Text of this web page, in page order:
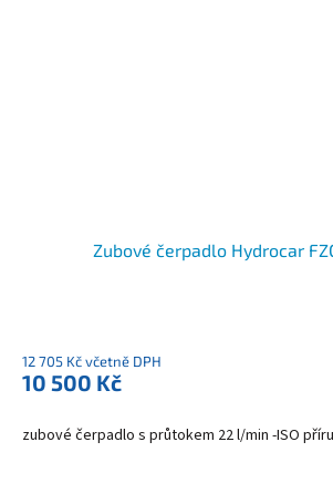
Zubové čerpadlo Hydrocar
12 705 Kč včetně DPH
10 500 Kč
zubové čerpadlo s průtokem 22 l/min -ISO